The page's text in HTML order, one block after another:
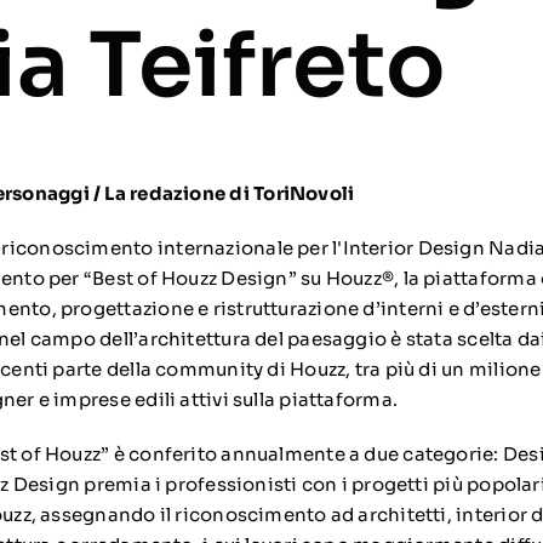
Teifreto
/ La redazione di ToriNovoli
internazionale per l'Interior Design
per “Best of Houzz Design” su Houzz®, la
progettazione e ristrutturazione d’interni e
campo dell’architettura del paesaggio è stata scelta
parte della community di Houzz, tra più di un
e imprese edili attivi sulla piattaforma.
of Houzz” è conferito annualmente a due categorie:
Design premia i professionisti con i progetti più
assegnando il riconoscimento ad architetti, interior